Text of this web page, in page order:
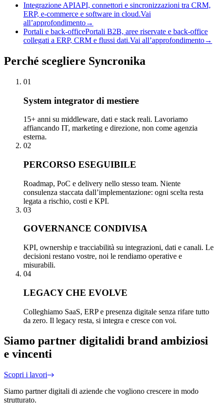
Integrazione APIAPI, connettori e sincronizzazioni tra CRM,
ERP, e-commerce e software in cloud.Vai
all’approfondimento→
Portali e back-officePortali B2B, aree riservate e back-office
collegati a ERP, CRM e flussi dati.Vai all’approfondimento→
Perché scegliere Syncronika
01
System integrator di mestiere
15+ anni su middleware, dati e stack reali. Lavoriamo
affiancando IT, marketing e direzione, non come agenzia
esterna.
02
PERCORSO ESEGUIBILE
Roadmap, PoC e delivery nello stesso team. Niente
consulenza staccata dall’implementazione: ogni scelta resta
legata a rischio, costi e KPI.
03
GOVERNANCE CONDIVISA
KPI, ownership e tracciabilità su integrazioni, dati e canali. Le
decisioni restano vostre, noi le rendiamo operative e
misurabili.
04
LEGACY CHE EVOLVE
Colleghiamo SaaS, ERP e presenza digitale senza rifare tutto
da zero. Il legacy resta, si integra e cresce con voi.
Siamo partner digitalidi brand ambiziosi
e vincenti
Scopri i lavori
Siamo partner digitali di aziende che vogliono crescere in modo
strutturato.